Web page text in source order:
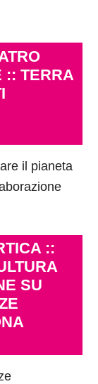
:: TERRA
il pianeta
::
SU